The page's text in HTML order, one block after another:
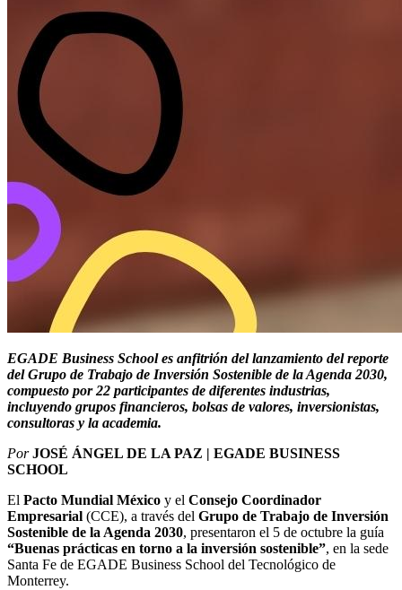
EGADE Business School es anfitrión del lanzamiento del reporte
del Grupo de Trabajo de Inversión Sostenible de la Agenda 2030,
compuesto por 22 participantes de diferentes industrias,
incluyendo grupos financieros, bolsas de valores, inversionistas,
consultoras y la academia.
Por JOSÉ ÁNGEL DE LA PAZ | EGADE BUSINESS
SCHOOL
El Pacto Mundial México y el Consejo Coordinador
Empresarial (CCE), a través del Grupo de Trabajo de Inversión
Sostenible de la Agenda 2030, presentaron el 5 de octubre la guía
“Buenas prácticas en torno a la inversión sostenible”, en la sede
Santa Fe de EGADE Business School del Tecnológico de
Monterrey.